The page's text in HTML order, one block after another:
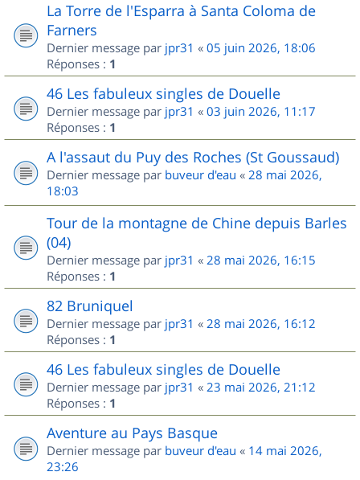
La Torre de l'Esparra à Santa Coloma de
Farners
Dernier message par jpr31 « 05 juin 2026, 18:06
Réponses : 1
46 Les fabuleux singles de Douelle
Dernier message par jpr31 « 03 juin 2026, 11:17
Réponses : 1
A l'assaut du Puy des Roches (St Goussaud)
Dernier message par buveur d'eau « 28 mai 2026,
18:03
Tour de la montagne de Chine depuis Barles
(04)
Dernier message par jpr31 « 28 mai 2026, 16:15
Réponses : 1
82 Bruniquel
Dernier message par jpr31 « 28 mai 2026, 16:12
Réponses : 1
46 Les fabuleux singles de Douelle
Dernier message par jpr31 « 23 mai 2026, 21:12
Réponses : 1
Aventure au Pays Basque
Dernier message par buveur d'eau « 14 mai 2026,
23:26